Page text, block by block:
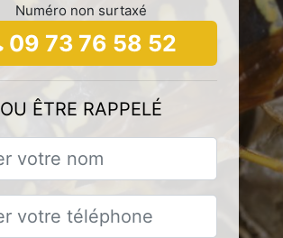
Numéro non surtaxé
09 73 76 58 52
OU ÊTRE RAPPELÉ